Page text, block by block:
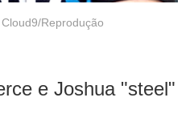
Reprodução
e Joshua "steel"